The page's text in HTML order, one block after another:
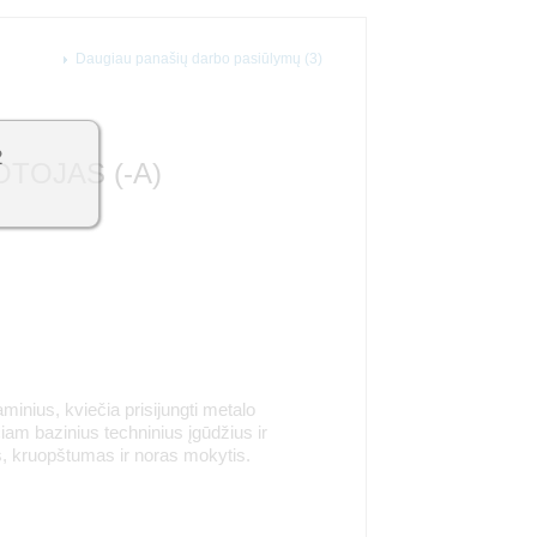
(-A)
kviečia prisijungti metalo
bazinius techninius įgūdžius ir
kruopštumas ir noras mokytis.
Daugiau panašių darbo pasiūlymų (3)